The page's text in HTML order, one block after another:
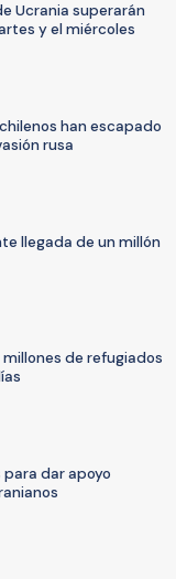
Ucrania superarán
y el miércoles
han escapado
rusa
llegada de un millón
millones de refugiados
para dar apoyo